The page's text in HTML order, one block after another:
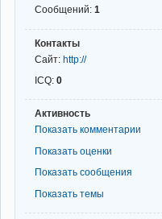
Сообщений: 1
Контакты
Сайт: http://
ICQ: 0
Активность
Показать комментарии
Показать оценки
Показать сообщения
Показать темы